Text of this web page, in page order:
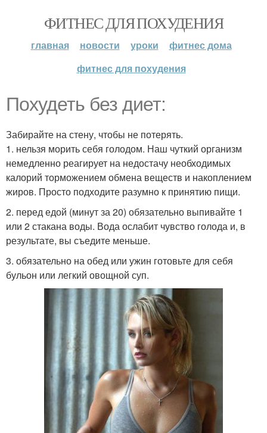
ФИТНЕС ДЛЯ ПОХУДЕНИЯ
главная новости уроки
фитнес дома
фитнес для похудения
Похудеть без диет:
Забирайте на стену, чтобы не потерять.
1. нельзя морить себя голодом. Наш чуткий организм
немедленно реагирует на недостачу необходимых
калорий торможением обмена веществ и накоплением
жиров. Просто подходите разумно к принятию пищи.
2. перед едой (минут за 20) обязательно выпивайте 1
или 2 стакана воды. Вода ослабит чувство голода и, в
результате, вы съедите меньше.
3. обязательно на обед или ужин готовьте для себя
бульон или легкий овощной суп.